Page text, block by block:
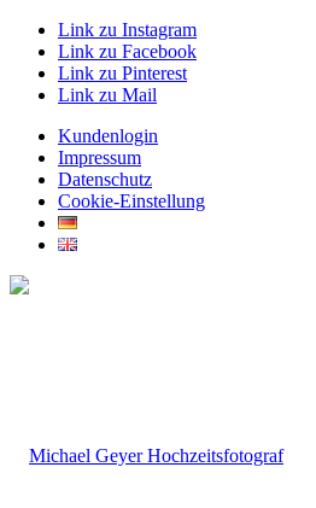
Link zu Instagram
Link zu Facebook
Link zu Pinterest
Link zu Mail
Kundenlogin
Impressum
Datenschutz
Cookie-Einstellung